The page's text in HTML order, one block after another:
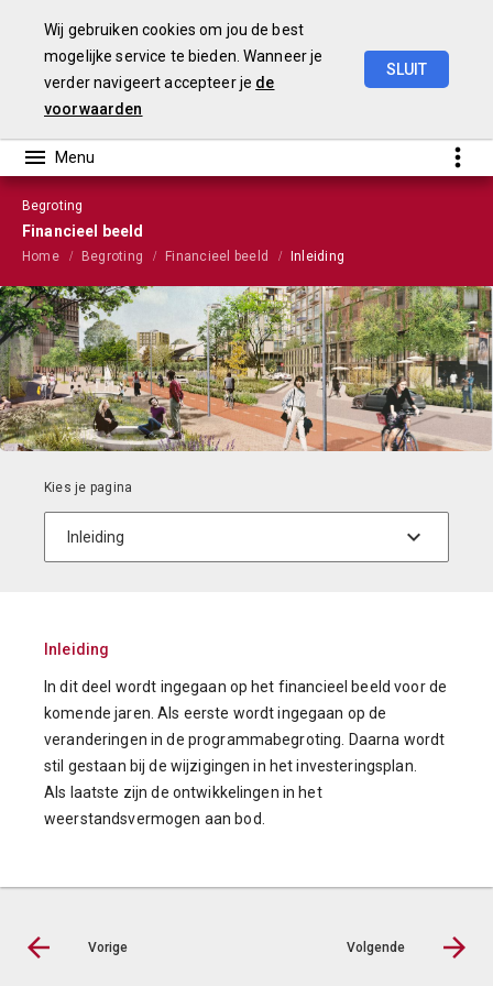
Wij gebruiken cookies om jou de best
mogelijke service te bieden. Wanneer je
verder navigeert accepteer je de
voorwaarden
SLUIT
Begroting
Financieel beeld
Home Begroting Financieel beeld Inleiding
Inleiding
In dit deel wordt ingegaan op het financieel beeld voor de
komende jaren. Als eerste wordt ingegaan op de
veranderingen in de programmabegroting. Daarna wordt
stil gestaan bij de wijzigingen in het investeringsplan.
Als laatste zijn de ontwikkelingen in het
weerstandsvermogen aan bod.
Vorige Volgende